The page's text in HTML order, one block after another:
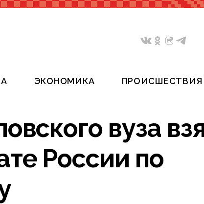
ЭКОНОМИКА ПРОИСШЕСТВИЯ
вуза
России по